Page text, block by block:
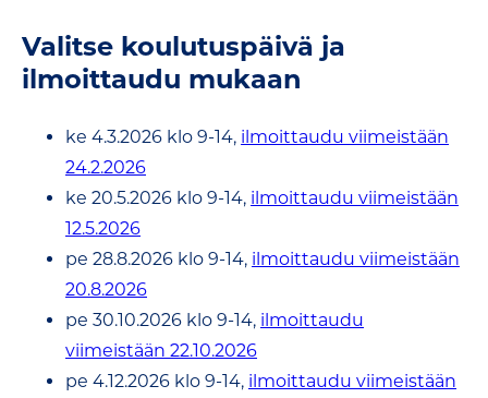
Valitse koulutuspäivä ja
ilmoittaudu mukaan
ke 4.3.2026 klo 9-14, ilmoittaudu viimeistään
24.2.2026
ke 20.5.2026 klo 9-14, ilmoittaudu viimeistään
12.5.2026
pe 28.8.2026 klo 9-14, ilmoittaudu viimeistään
20.8.2026
pe 30.10.2026 klo 9-14, ilmoittaudu
viimeistään 22.10.2026
pe 4.12.2026 klo 9-14, ilmoittaudu viimeistään